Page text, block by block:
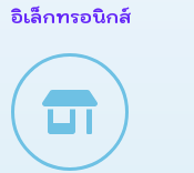
อิเล็กทรอนิกส์